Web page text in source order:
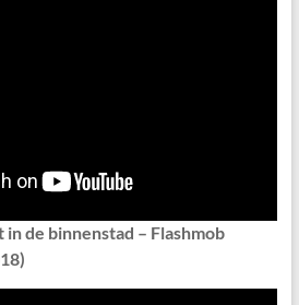
de binnenstad – Flashmob